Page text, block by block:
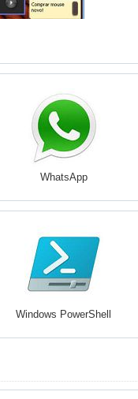
WhatsApp
Windows PowerShell